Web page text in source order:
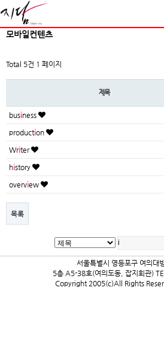
모바일컨텐츠
Total 5건 1 페이지
제목
business
production
Writer
history
overview
목록
서울특별시 영등포구 여의대
5층 A5-38호(여의도동, 잡지회관)
Copyright 2005(c)All Rights